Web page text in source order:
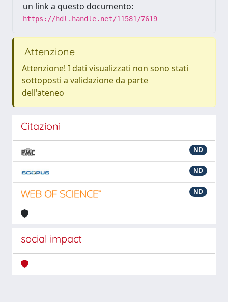
un link a questo documento:
https://hdl.handle.net/11581/7619
Attenzione
Attenzione! I dati visualizzati non sono stati
sottoposti a validazione da parte
dell'ateneo
Citazioni
ND
ND
ND
social impact